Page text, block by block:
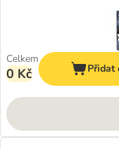
Celkem
0 Kč Přidat